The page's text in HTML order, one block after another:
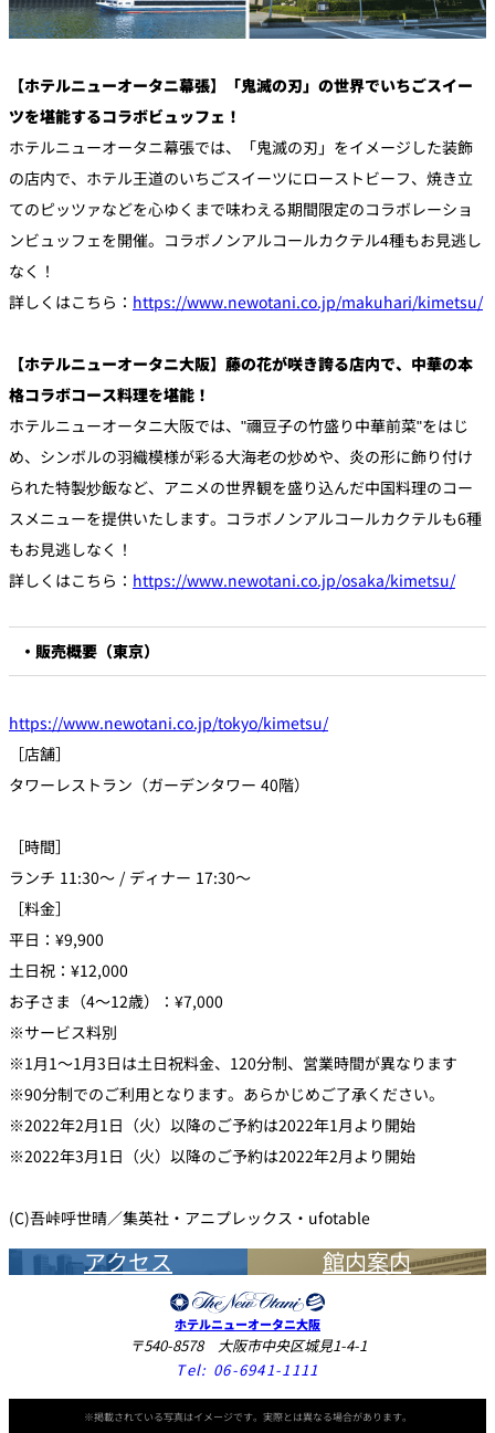
【ホテルニューオータニ幕張】「鬼滅の刃」の世界でいちごスイー
ツを堪能するコラボビュッフェ！
ホテルニューオータニ幕張では、「鬼滅の刃」をイメージした装飾
の店内で、ホテル王道のいちごスイーツにローストビーフ、焼き立
てのピッツァなどを心ゆくまで味わえる期間限定のコラボレーショ
ンビュッフェを開催。コラボノンアルコールカクテル4種もお見逃し
なく！
詳しくはこちら： https://www.newotani.co.jp/makuhari/kimetsu/
【ホテルニューオータニ大阪】藤の花が咲き誇る店内で、中華の本
格コラボコース料理を堪能！
ホテルニューオータニ大阪では、"禰󠄀豆子の竹盛り中華前菜"をはじ
め、シンボルの羽織模様が彩る大海老の炒めや、炎の形に飾り付け
られた特製炒飯など、アニメの世界観を盛り込んだ中国料理のコー
スメニューを提供いたします。コラボノンアルコールカクテルも6種
もお見逃しなく！
詳しくはこちら： https://www.newotani.co.jp/osaka/kimetsu/
・販売概要（東京）
https://www.newotani.co.jp/tokyo/kimetsu/
［店舗］
タワーレストラン（ガーデンタワー 40階）
［時間］
ランチ 11:30～ / ディナー 17:30～
［料金］
平日：¥9,900
土日祝：¥12,000
お子さま（4～12歳）：¥7,000
※サービス料別
※1月1～1月3日は土日祝料金、120分制、営業時間が異なります
※90分制でのご利用となります。あらかじめご了承ください。
※2022年2月1日（火）以降のご予約は2022年1月より開始
※2022年3月1日（火）以降のご予約は2022年2月より開始
(C)吾峠呼世晴／集英社・アニプレックス・ufotable
アクセス 館内案内
ホテルニューオータニ大阪
〒540-8578 大阪市中央区城見1-4-1
Tel: 06-6941-1111
※掲載されている写真はイメージです。実際とは異なる場合があります。